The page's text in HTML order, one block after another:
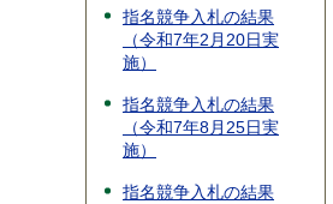
指名競争入札の結果
（令和7年2月20日実
施）
指名競争入札の結果
（令和7年8月25日実
施）
指名競争入札の結果